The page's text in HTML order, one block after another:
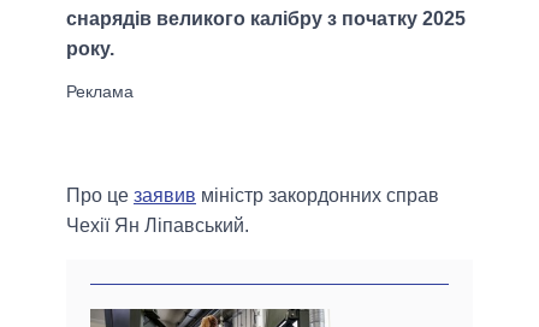
снарядів великого калібру з початку 2025
року.
Про це заявив міністр закордонних справ
Чехії Ян Ліпавський.